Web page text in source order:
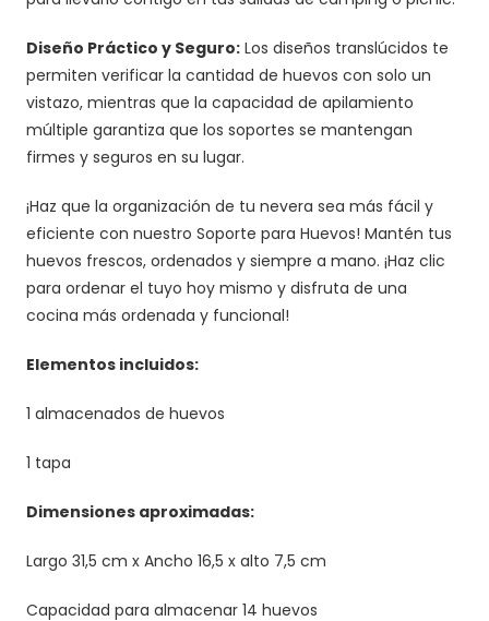
Diseño Práctico y Seguro: Los diseños translúcidos te
permiten verificar la cantidad de huevos con solo un
vistazo, mientras que la capacidad de apilamiento
múltiple garantiza que los soportes se mantengan
firmes y seguros en su lugar.
¡Haz que la organización de tu nevera sea más fácil y
eficiente con nuestro Soporte para Huevos! Mantén tus
huevos frescos, ordenados y siempre a mano. ¡Haz clic
para ordenar el tuyo hoy mismo y disfruta de una
cocina más ordenada y funcional!
Elementos incluidos:
1 almacenados de huevos
1 tapa
Dimensiones aproximadas:
Largo 31,5 cm x Ancho 16,5 x alto 7,5 cm
Capacidad para almacenar 14 huevos